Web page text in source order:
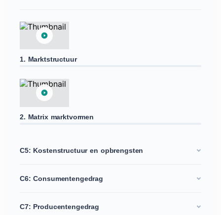
1. Marktstructuur
2. Matrix marktvormen
C5: Kostenstructuur en opbrengsten
C6: Consumentengedrag
C7: Producentengedrag